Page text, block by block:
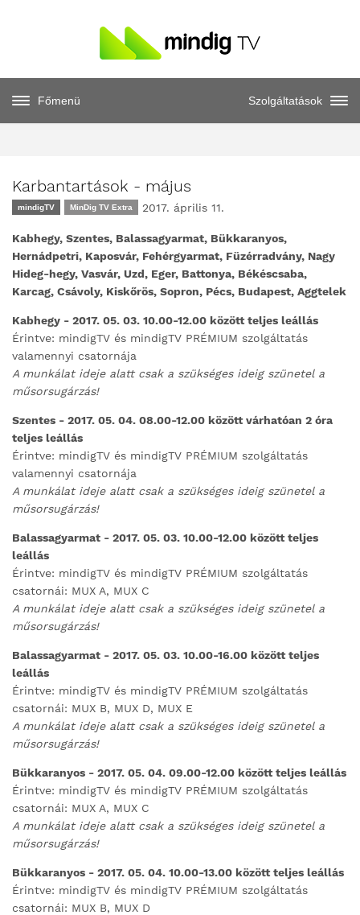
Főmenü Szolgáltatások
Karbantartások - május
mindigTV MinDig TV Extra 2017. április 11.
Kabhegy, Szentes, Balassagyarmat, Bükkaranyos,
Hernádpetri, Kaposvár, Fehérgyarmat, Füzérradvány, Nagy
Hideg-hegy, Vasvár, Uzd, Eger, Battonya, Békéscsaba,
Karcag, Csávoly, Kiskőrös, Sopron, Pécs, Budapest, Aggtelek
Kabhegy - 2017. 05. 03. 10.00-12.00 közöttteljes leállás
Érintve: mindigTV és mindigTV PRÉMIUM szolgáltatás
valamennyi csatornája
A munkálat ideje alatt csak a szükséges ideig szünetel a
műsorsugárzás!
Szentes - 2017. 05. 04. 08.00-12.00 között várhatóan 2 óra
teljes leállás
Érintve: mindigTV és mindigTV PRÉMIUM szolgáltatás
valamennyi csatornája
A munkálat ideje alatt csak a szükséges ideig szünetel a
műsorsugárzás!
Balassagyarmat - 2017. 05. 03. 10.00-12.00 között teljes
leállás
Érintve: mindigTV és mindigTV PRÉMIUM szolgáltatás
csatornái: MUX A, MUX C
A munkálat ideje alatt csak a szükséges ideig szünetel a
műsorsugárzás!
Balassagyarmat - 2017. 05. 03. 10.00-16.00 között teljes
leállás
Érintve: mindigTV és mindigTV PRÉMIUM szolgáltatás
csatornái: MUX B, MUX D, MUX E
A munkálat ideje alatt csak a szükséges ideig szünetel a
műsorsugárzás!
Bükkaranyos - 2017. 05. 04. 09.00-12.00 között teljes leállás
Érintve: mindigTV és mindigTV PRÉMIUM szolgáltatás
csatornái: MUX A, MUX C
A munkálat ideje alatt csak a szükséges ideig szünetel a
műsorsugárzás!
Bükkaranyos - 2017. 05. 04. 10.00-13.00 között teljes leállás
Érintve: mindigTV és mindigTV PRÉMIUM szolgáltatás
csatornái: MUX B, MUX D